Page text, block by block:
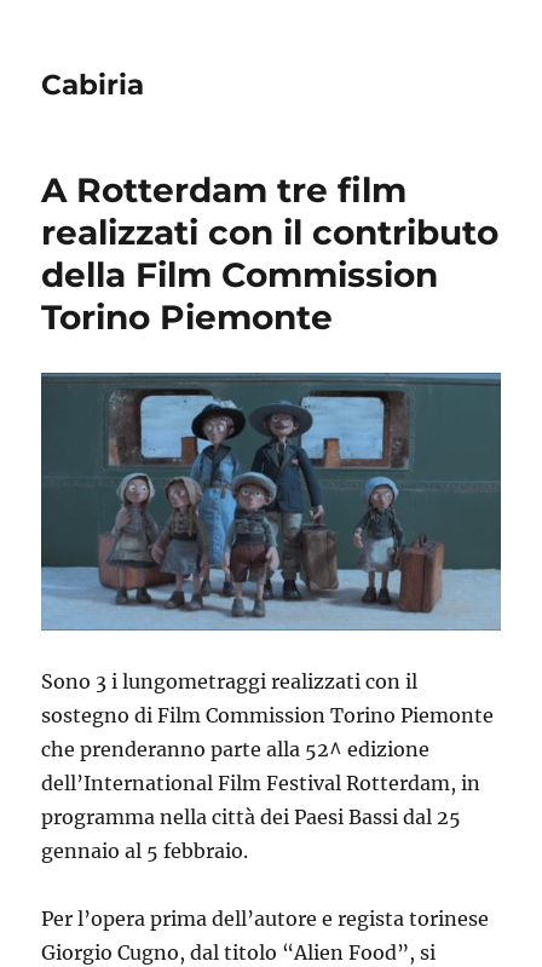
Cabiria
A Rotterdam tre film
realizzati con il contributo
della Film Commission
Torino Piemonte
Sono 3 i lungometraggi realizzati con il
sostegno di Film Commission Torino Piemonte
che prenderanno parte alla 52^ edizione
dell’International Film Festival Rotterdam, in
programma nella città dei Paesi Bassi dal 25
gennaio al 5 febbraio.
Per l’opera prima dell’autore e regista torinese
Giorgio Cugno, dal titolo “Alien Food”, si